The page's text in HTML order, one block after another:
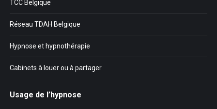
TCC Belgique
Réseau TDAH Belgique
Hypnose et hypnothérapie
Cabinets à louer ou à partager
Usage de l’hypnose